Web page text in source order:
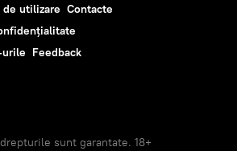
de utilizare Contacte
Feedback
sunt garantate. 18+